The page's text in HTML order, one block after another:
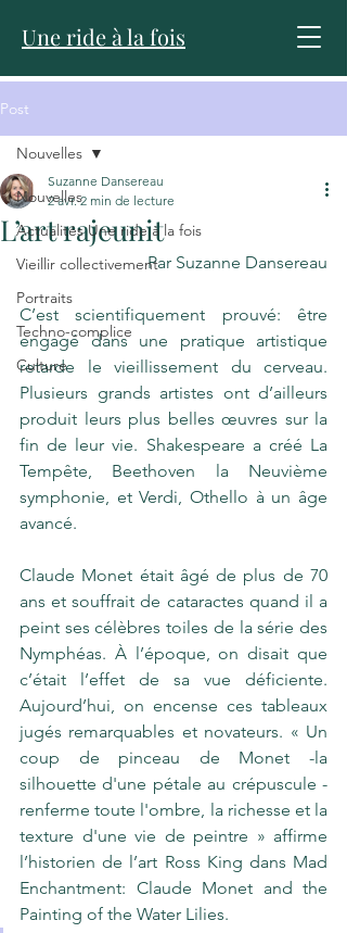
Une ride à la fois
Post
Nouvelles
Actualités Une ride à la fois
Vieillir collectivement
Portraits
Techno-complice
Culture
Nouvelles
L’art rajeunit
Suzanne Dansereau
2 avr. 2 min de lecture
Par Suzanne Dansereau
C’est scientifiquement prouvé: être
engagé dans une pratique artistique
retarde le vieillissement du cerveau.
Plusieurs grands artistes ont d’ailleurs
produit leurs plus belles œuvres sur la
fin de leur vie. Shakespeare a créé La
Tempête, Beethoven la Neuvième
symphonie, et Verdi, Othello à un âge
avancé.
Claude Monet était âgé de plus de 70
ans et souffrait de cataractes quand il a
peint ses célèbres toiles de la série des
Nymphéas. À l’époque, on disait que
c’était l’effet de sa vue déficiente.
Aujourd’hui, on encense ces tableaux
jugés remarquables et novateurs. « Un
coup de pinceau de Monet -la
silhouette d'une pétale au crépuscule -
renferme toute l'ombre, la richesse et la
texture d'une vie de peintre » affirme
l’historien de l’art Ross King dans Mad
Enchantment: Claude Monet and the
Painting of the Water Lilies.